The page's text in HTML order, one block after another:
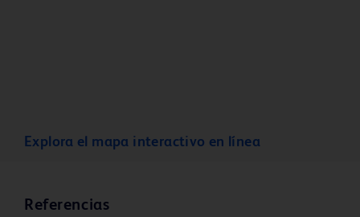
Explora el mapa interactivo en línea
Referencias